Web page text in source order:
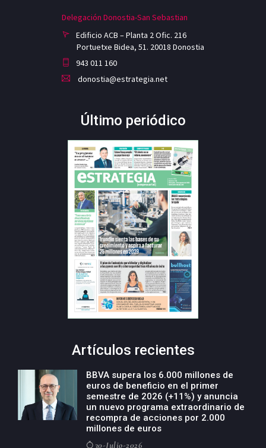
Delegación Donostia-San Sebastian
Edificio ACB – Planta 2 Ofic. 216
Portuetxe Bidea, 51. 20018 Donostia
943 011 160
donostia@estrategia.net
Último periódico
Artículos recientes
BBVA supera los 6.000 millones de
euros de beneficio en el primer
semestre de 2026 (+11%) y anuncia
un nuevo programa extraordinario de
recompra de acciones por 2.000
millones de euros
30-Julio-2026